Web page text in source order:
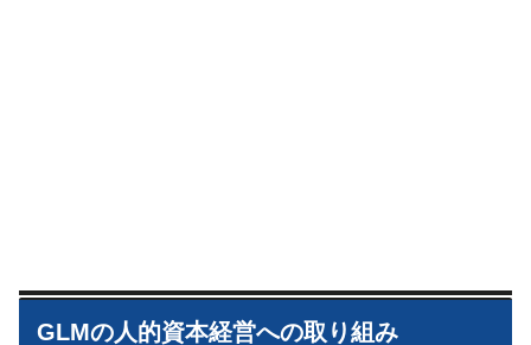
GLMの人的資本経営への取り組み